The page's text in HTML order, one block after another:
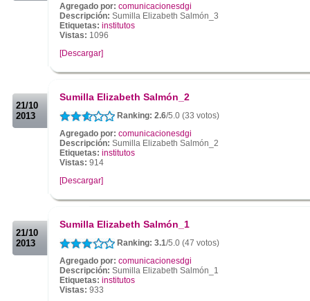
Agregado por: comunicacionesdgi
Descripción: Sumilla Elizabeth Salmón_3
Etiquetas: institutos
Vistas: 1096
[Descargar]
21/10
2013
Sumilla Elizabeth Salmón_2
Ranking: 2.6/5.0 (33 votos)
Agregado por: comunicacionesdgi
Descripción: Sumilla Elizabeth Salmón_2
Etiquetas: institutos
Vistas: 914
[Descargar]
21/10
2013
Sumilla Elizabeth Salmón_1
Ranking: 3.1/5.0 (47 votos)
Agregado por: comunicacionesdgi
Descripción: Sumilla Elizabeth Salmón_1
Etiquetas: institutos
Vistas: 933